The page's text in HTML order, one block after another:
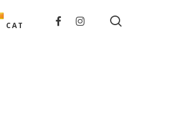
CAT
FACEBOOKINSTAGRAM